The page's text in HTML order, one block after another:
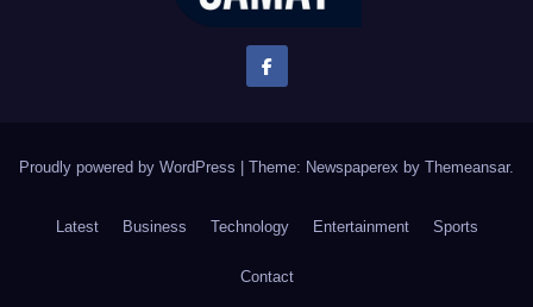
Proudly powered by WordPress Theme: Newspaperex by Themeansar.
Latest Business Technology Entertainment Sports
Contact